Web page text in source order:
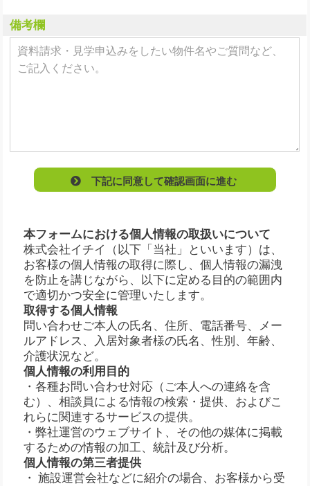
備考欄
下記に同意して確認画面に進む
本フォームにおける個人情報の取扱いについて
株式会社イチイ（以下「当社」といいます）は、
お客様の個人情報の取得に際し、個人情報の漏洩
を防止を講じながら、以下に定める目的の範囲内
で適切かつ安全に管理いたします。
取得する個人情報
問い合わせご本人の氏名、住所、電話番号、メー
ルアドレス、入居対象者様の氏名、性別、年齢、
介護状況など。
個人情報の利用目的
・各種お問い合わせ対応（ご本人への連絡を含
む）、相談員による情報の検索・提供、およびこ
れらに関連するサービスの提供。
・弊社運営のウェブサイト、その他の媒体に掲載
するための情報の加工、統計及び分析。
個人情報の第三者提供
・ 施設運営会社などに紹介の場合、お客様から受